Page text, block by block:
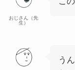
おじさん（先
生）
う